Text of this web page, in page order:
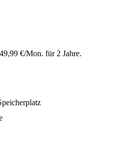
€/Mon. für 2 Jahre.